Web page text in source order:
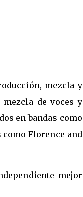
mezcla y
mezcla de voces y
en bandas como
Florence and
mejor